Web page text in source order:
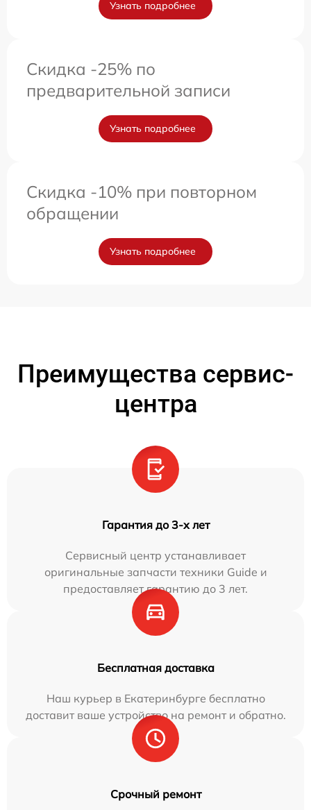
Узнать подробнее
Скидка -25% по
предварительной записи
Узнать подробнее
Скидка -10% при повторном
обращении
Узнать подробнее
Преимущества сервис-
центра
Гарантия до 3-х лет
Сервисный центр устанавливает
оригинальные запчасти техники Guide и
предоставляет гарантию до 3 лет.
Бесплатная доставка
Наш курьер в Екатеринбурге бесплатно
доставит ваше устройство на ремонт и обратно.
Срочный ремонт